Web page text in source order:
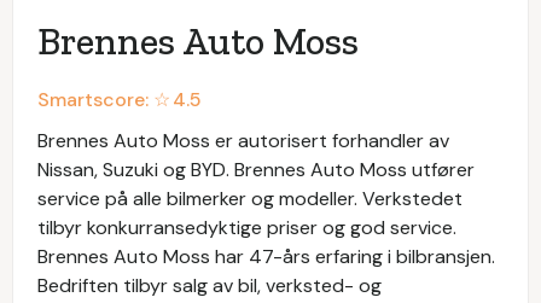
Brennes Auto Moss
Smartscore: ☆4.5
Brennes Auto Moss er autorisert forhandler av
Nissan, Suzuki og BYD. Brennes Auto Moss utfører
service på alle bilmerker og modeller. Verkstedet
tilbyr konkurransedyktige priser og god service.
Brennes Auto Moss har 47-års erfaring i bilbransjen.
Bedriften tilbyr salg av bil, verksted- og